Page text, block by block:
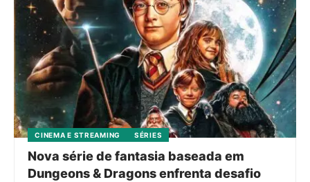
CINEMA E STREAMING SÉRIES
Nova série de fantasia baseada em
Dungeons & Dragons enfrenta desafio